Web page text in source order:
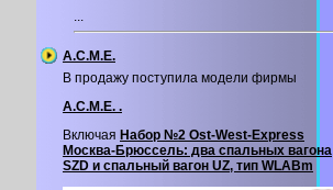
...
A.C.M.E.
В продажу поступила модели фирмы
A.C.M.E. .
Включая Набор №2 Ost-West-Express
Москва-Брюссель: два спальных вагона
SZD и спальный вагон UZ, тип WLABm